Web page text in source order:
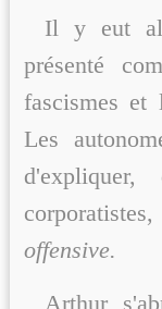
Il y eut
présenté
fascismes et
Les
offensive.
Arthur